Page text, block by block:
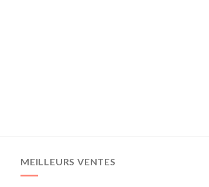
MEILLEURS VENTES